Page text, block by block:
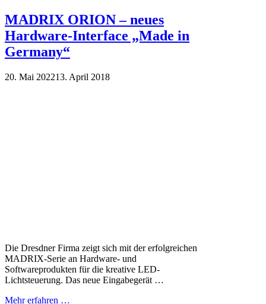
MADRIX ORION – neues
Hardware-Interface „Made in
Germany“
20. Mai 202213. April 2018
Die Dresdner Firma zeigt sich mit der erfolgreichen
MADRIX-Serie an Hardware- und
Softwareprodukten für die kreative LED-
Lichtsteuerung. Das neue Eingabegerät …
Mehr erfahren …